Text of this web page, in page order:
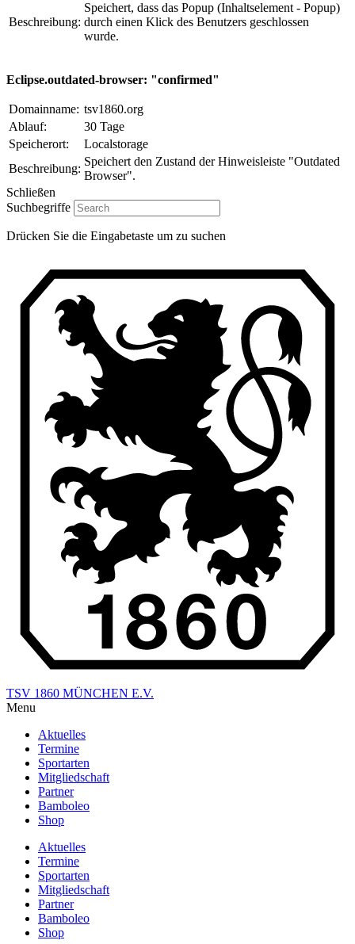
Beschreibung:
Speichert, dass das Popup (Inhaltselement - Popup)
durch einen Klick des Benutzers geschlossen
wurde.
Eclipse.outdated-browser: "confirmed"
Domainname: tsv1860.org
Ablauf:
30 Tage
Speicherort:
Localstorage
Beschreibung:
Speichert den Zustand der Hinweisleiste "Outdated
Browser".
Schließen
Suchbegriffe
Drücken Sie die Eingabetaste um zu suchen
TSV 1860 MÜNCHEN E.V.
Menu
Aktuelles
Termine
Sportarten
Mitgliedschaft
Partner
Bamboleo
Shop
Aktuelles
Termine
Sportarten
Mitgliedschaft
Partner
Bamboleo
Shop